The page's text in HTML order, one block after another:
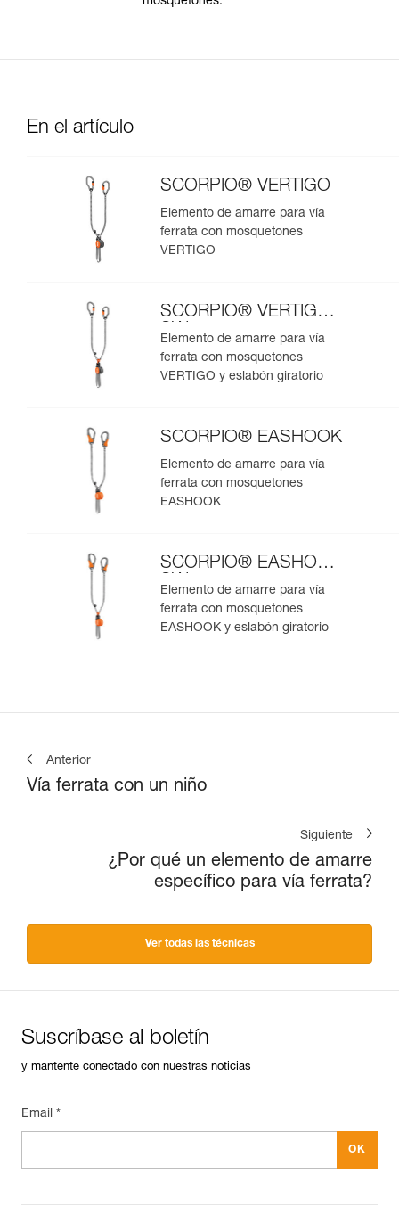
En el artículo
SCORPIO® VERTIGO
Elemento de amarre para vía
ferrata con mosquetones
VERTIGO
SCORPIO® VERTIGO
SW
Elemento de amarre para vía
ferrata con mosquetones
VERTIGO y eslabón giratorio
SCORPIO® EASHOOK
Elemento de amarre para vía
ferrata con mosquetones
EASHOOK
SCORPIO® EASHOOK
SW
Elemento de amarre para vía
ferrata con mosquetones
EASHOOK y eslabón giratorio
Anterior
Vía ferrata con un niño
Siguiente
¿Por qué un elemento de amarre
específico para vía ferrata?
Ver todas las técnicas
Suscríbase al boletín
y mantente conectado con nuestras noticias
Email *